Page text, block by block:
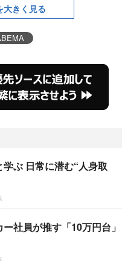
大きく見る
学ぶ 日常に潜む“人身取
ー社員が推す「10万円台」